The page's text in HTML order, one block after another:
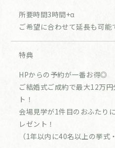
所要時間3時間+α
ご希望に合わせて延長も可能
特典
HPからの予約が一番お得◎
ご結婚式ご成約で最大12万
ト！
会場見学が1件目のおふたり
レゼント！
（1年以内に40名以上の挙式